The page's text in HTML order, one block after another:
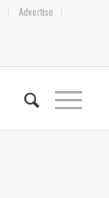
Advertise